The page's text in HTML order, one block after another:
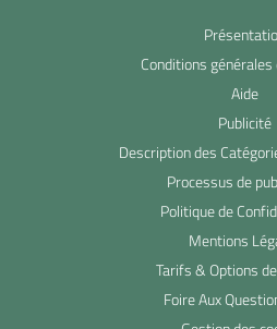
Conditions
Aide
Publicité
Description des
Processus de
Politique de
Mentions
Tarifs & Options
Foire Aux